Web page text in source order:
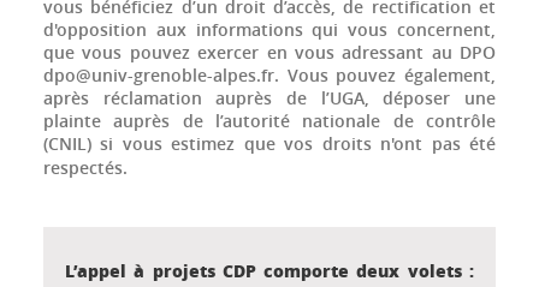
vous bénéficiez d’un droit d’accès, de rectification et
d'opposition aux informations qui vous concernent,
que vous pouvez exercer en vous adressant au DPO
dpo@univ-grenoble-alpes.fr. Vous pouvez également,
après réclamation auprès de l’UGA, déposer une
plainte auprès de l’autorité nationale de contrôle
(CNIL) si vous estimez que vos droits n'ont pas été
respectés.
L’appel à projets CDP comporte deux volets :